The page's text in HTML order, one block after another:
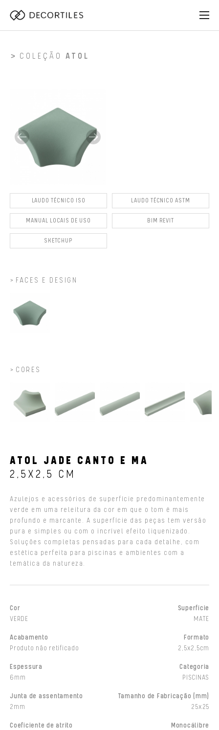
COLEÇÃO ATOL
LAUDO TÉCNICO ISO LAUDO TÉCNICO ASTM
MANUAL LOCAIS DE USO BIM REVIT
SKETCHUP
FACES E DESIGN
CORES
ATOL JADE CANTO E MA
2,5X2,5 CM
Azulejos e acessórios de superfície predominantemente
verde em uma releitura da cor em que o tom é mais
profundo e marcante. A superfície das peças tem versão
pura e simples ou com o incrível efeito liquenizado.
Soluções completas pensadas para cada detalhe, com
estética perfeita para piscinas e ambientes com a
temática da natureza.
Cor
VERDE
Superfície
MATE
Acabamento
Produto não retificado
Formato
2,5x2,5cm
Espessura
6mm
Categoria
PISCINAS
Junta de assentamento
2mm
Tamanho de Fabricação (mm)
25x25
Coeficiente de atrito
Monocálibre